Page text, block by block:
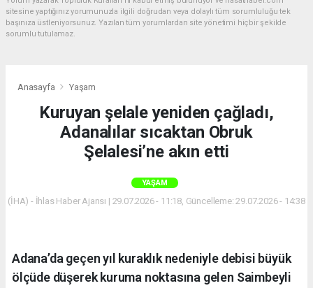
sitesine yaptığınız yorumunuzla ilgili doğrudan veya dolaylı tüm sorumluluğu tek
başınıza üstleniyorsunuz. Yazılan tüm yorumlardan site yönetimi hiçbir şekilde
sorumlu tutulamaz.
Anasayfa Yaşam
Kuruyan şelale yeniden çağladı,
Adanalılar sıcaktan Obruk
Şelalesi’ne akın etti
YAŞAM
(İHA) - İhlas Haber Ajansı | 29.07.2026 - 11:18, Güncelleme: 29.07.2026 - 14:38
Adana’da geçen yıl kuraklık nedeniyle debisi büyük
ölçüde düşerek kuruma noktasına gelen Saimbeyli